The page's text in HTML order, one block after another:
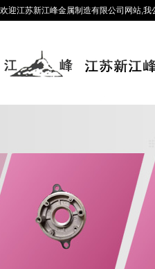
欢迎江苏新江峰金属制造有限公司网站,